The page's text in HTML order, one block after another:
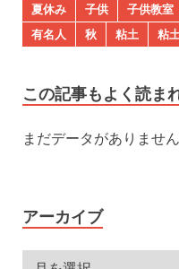
夏休み
子供 子供教室
有名人
秋 粘土 粘
この記事もよく読ま
まだデータがありません
アーカイブ